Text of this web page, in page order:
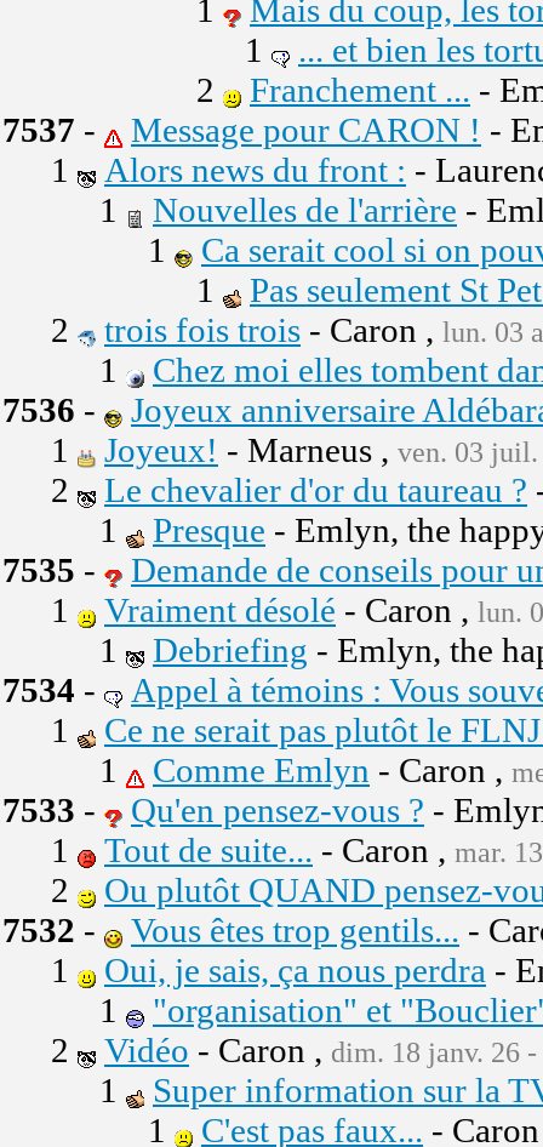
1
Mais du coup, les
1
... et bien les
2
Franchement ... -
7537 - Message pour CARON ! -
1
Alors news du front : -
1
Nouvelles de l'arrière -
1
Ca serait cool si on
1
Pas seulement St
2
trois fois trois - Caron , lun. 03
1
Chez moi elles tombent
7536 -
Joyeux anniversaire
1
Joyeux! - Marneus , ven. 03
2 Le chevalier d'or du taureau ?
1
Presque - Emlyn, the
7535 -
Demande de conseils pour
1
Vraiment désolé - Caron , lun.
1 Debriefing - Emlyn, the
7534 -
Appel à témoins : Vous
1
Ce ne serait pas plutôt le
1
Comme Emlyn - Caron ,
7533 - Qu'en pensez-vous ? -
1
Tout de suite... - Caron , mar.
2
Ou plutôt QUAND pensez-
7532 - Vous êtes trop gentils... -
1
Oui, je sais, ça nous perdra -
1
"organisation" et
2
Vidéo - Caron , dim. 18 janv. 26
1
Super information sur la
1
C'est pas faux... -